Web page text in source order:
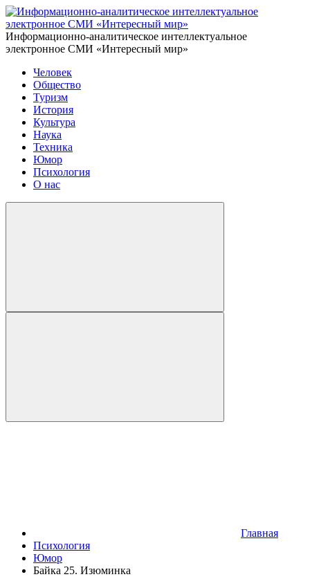
Информационно-аналитическое интеллектуальное
электронное СМИ «Интересный мир»
Человек
Общество
Туризм
История
Культура
Наука
Техника
Юмор
Психология
О нас
Главная
Психология
Юмор
Байка 25. Изюминка